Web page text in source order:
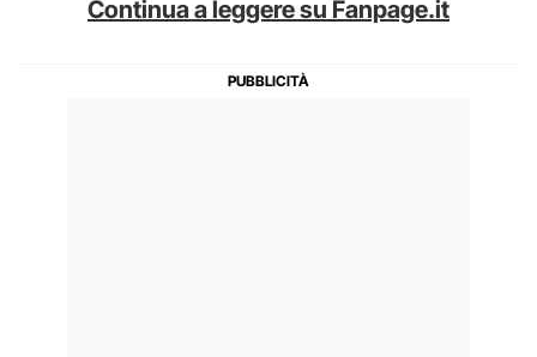
Continua a leggere su Fanpage.it